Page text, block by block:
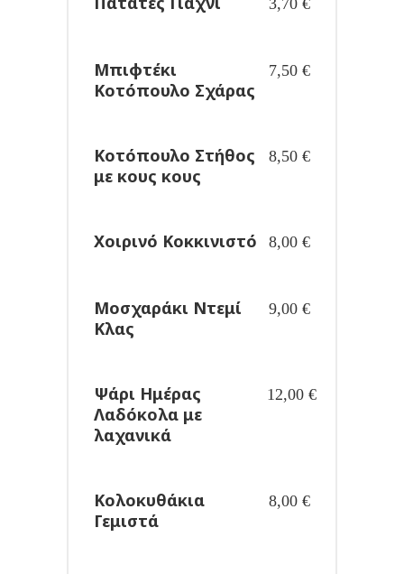
3,70 €
Μπιφτέκι
Κοτόπουλο Σχάρας
7,50 €
Κοτόπουλο Στήθος
με κους κους
8,50 €
Χοιρινό Κοκκινιστό 8,00 €
Μοσχαράκι Ντεμί
Κλας
9,00 €
Ψάρι Ημέρας
Λαδόκολα με
λαχανικά
12,00 €
Κολοκυθάκια
Γεμιστά
8,00 €